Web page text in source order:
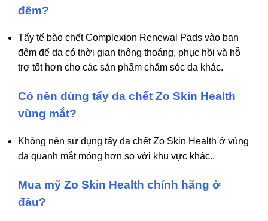
đêm?
Tẩy tế bào chết Complexion Renewal Pads vào ban
đêm để da có thời gian thông thoáng, phục hồi và hỗ
trợ tốt hơn cho các sản phẩm chăm sóc da khác.
Có nên dùng tẩy da chết Zo Skin Health
vùng mắt?
Không nên sử dụng tẩy da chết Zo Skin Health ở vùng
da quanh mắt mỏng hơn so với khu vực khác..
Mua mỹ Zo Skin Health chính hãng ở
đâu?